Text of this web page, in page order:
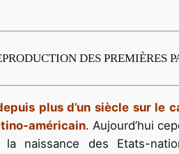
DES PREMIÈRES
plus d’un siècle sur le
américain. Aujourd’hui
naissance des Etats-